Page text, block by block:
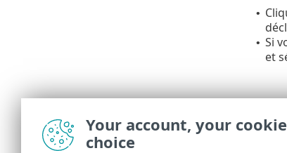
•
• Si
et
Your account, your
choice